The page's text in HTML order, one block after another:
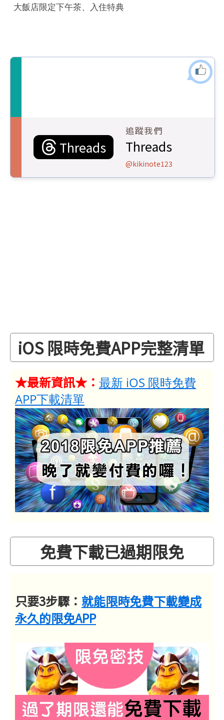
大飯店限定下午茶、入住特典
Threads
追蹤我們
Threads
@kikinote123
iOS 限時免費APP完整清單
★最新資訊★： 最新 iOS 限時免費
APP下載清單
免費下載已過期限免
只要3步驟： 就能限時免費下載變成
永久的限免APP